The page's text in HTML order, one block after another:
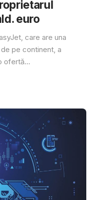
euro
care are una
pe continent, a
ofertă...